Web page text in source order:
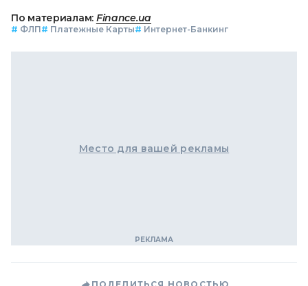
По материалам: Finance.ua
# ФЛП# Платежные Карты# Интернет-Банкинг
Место для вашей рекламы